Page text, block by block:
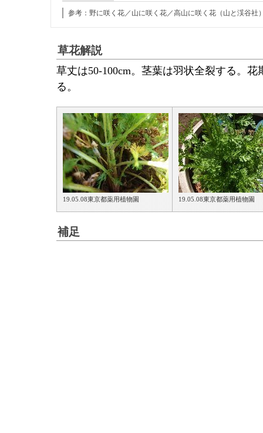
参考：野に咲く花／山に咲く花／高山に咲く花（山と渓谷社
草花解説
草丈は50-100cm。茎葉は羽状全裂する。 花
る。
19.05.08東京都薬用植物園 19.05.08東京都薬用植物園
補足